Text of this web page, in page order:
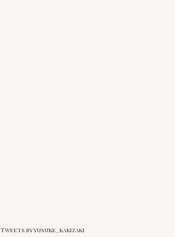
Tweets by yusuke_kakizaki